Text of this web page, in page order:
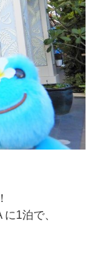
1泊で、